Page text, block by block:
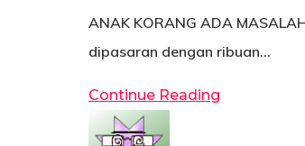
ANAK KORANG ADA
dipasaran dengan ribuan…
Continue Reading